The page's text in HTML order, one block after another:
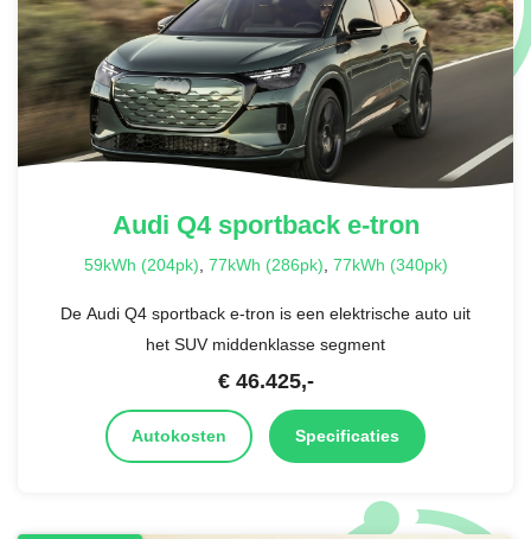
Audi Q4 sportback e-tron
59kWh (204pk), 77kWh (286pk), 77kWh (340pk)
De Audi Q4 sportback e-tron is een elektrische auto uit
het SUV middenklasse segment
€ 46.425,-
Autokosten Specificaties